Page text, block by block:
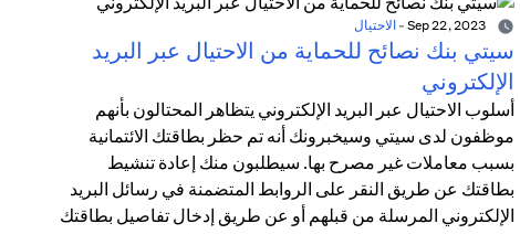
- الاحتيال
سيتي بنك نصائح للحماية من الاحتيال عبر البريد
الإلكتروني
أسلوب الاحتيال عبر البريد الإلكتروني يتظاهر المحتالون بأنهم
موظفون لدى سيتي وسيخبرونك أنه تم حظر بطاقتك الائتمانية
بسبب معاملات غير مصرح بها. سيطلبون منك إعادة تنشيط
بطاقتك عن طريق النقر على الروابط المتضمنة في رسائل البريد
الإلكتروني المرسلة من قبلهم أو عن طريق إدخال تفاصيل بطاقتك